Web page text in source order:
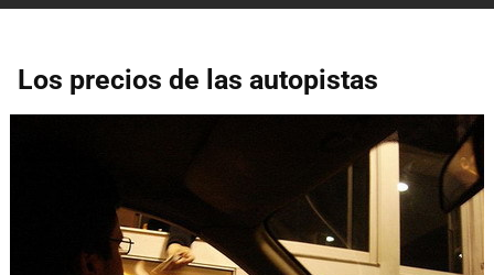
Los precios de las autopistas